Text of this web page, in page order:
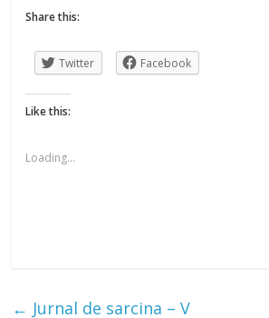
Share this:
Twitter Facebook
Like this:
Loading...
← Jurnal de sarcina – V